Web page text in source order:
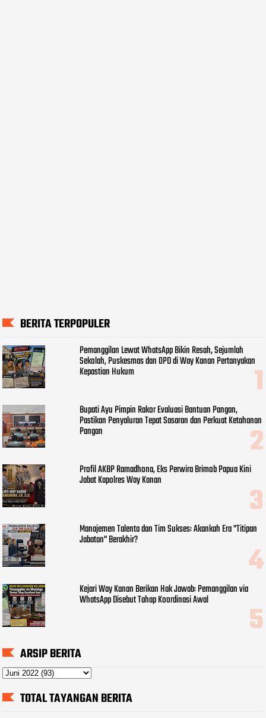
BERITA TERPOPULER
Pemanggilan Lewat WhatsApp Bikin Resah, Sejumlah
Sekolah, Puskesmas dan OPD di Way Kanan Pertanyakan
Kepastian Hukum
Bupati Ayu Pimpin Rakor Evaluasi Bantuan Pangan,
Pastikan Penyaluran Tepat Sasaran dan Perkuat Ketahanan
Pangan
Profil AKBP Ramadhona, Eks Perwira Brimob Papua Kini
Jabat Kapolres Way Kanan
Manajemen Talenta dan Tim Sukses: Akankah Era "Titipan
Jabatan" Berakhir?
Kejari Way Kanan Berikan Hak Jawab: Pemanggilan via
WhatsApp Disebut Tahap Koordinasi Awal
ARSIP BERITA
TOTAL TAYANGAN BERITA